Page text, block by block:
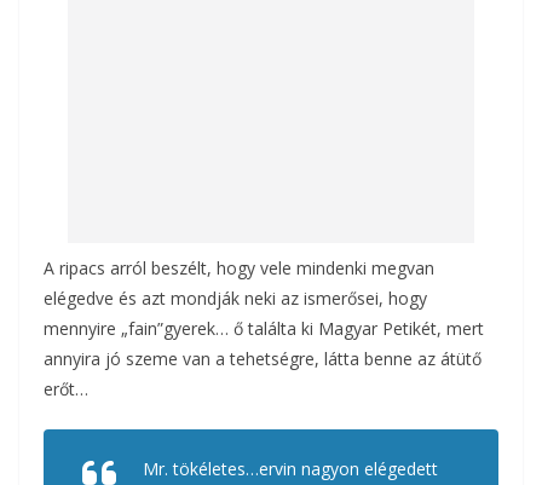
A ripacs arról beszélt, hogy vele mindenki megvan
elégedve és azt mondják neki az ismerősei, hogy
mennyire „fain”gyerek… ő találta ki Magyar Petikét, mert
annyira jó szeme van a tehetségre, látta benne az átütő
erőt…
Mr. tökéletes…ervin nagyon elégedett